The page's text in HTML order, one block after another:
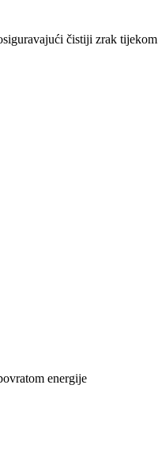
čistiji zrak
energije